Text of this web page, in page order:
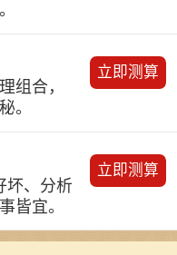
组合，
。
立即测算
坏、分析
皆宜。
立即测算